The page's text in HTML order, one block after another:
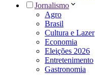
Jornalismo
Agro
Brasil
Cultura e Lazer
Economia
Eleições 2026
Entretenimento
Gastronomia